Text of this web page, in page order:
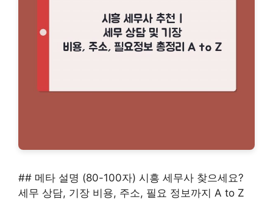
## 메타 설명 (80-100자) 시흥 세무사 찾으세요?
세무 상담, 기장 비용, 주소, 필요 정보까지 A to Z